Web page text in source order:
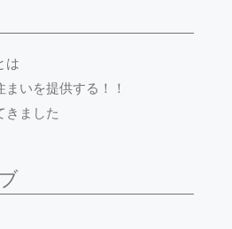
は
いを提供する！！
きました